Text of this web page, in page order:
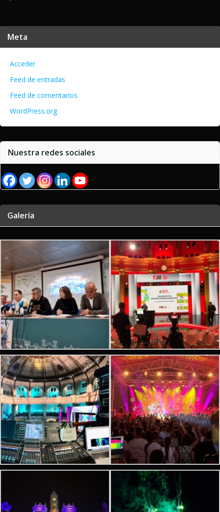
Meta
Acceder
Feed de entradas
Feed de comentarios
WordPress.org
Nuestra redes sociales
Galería